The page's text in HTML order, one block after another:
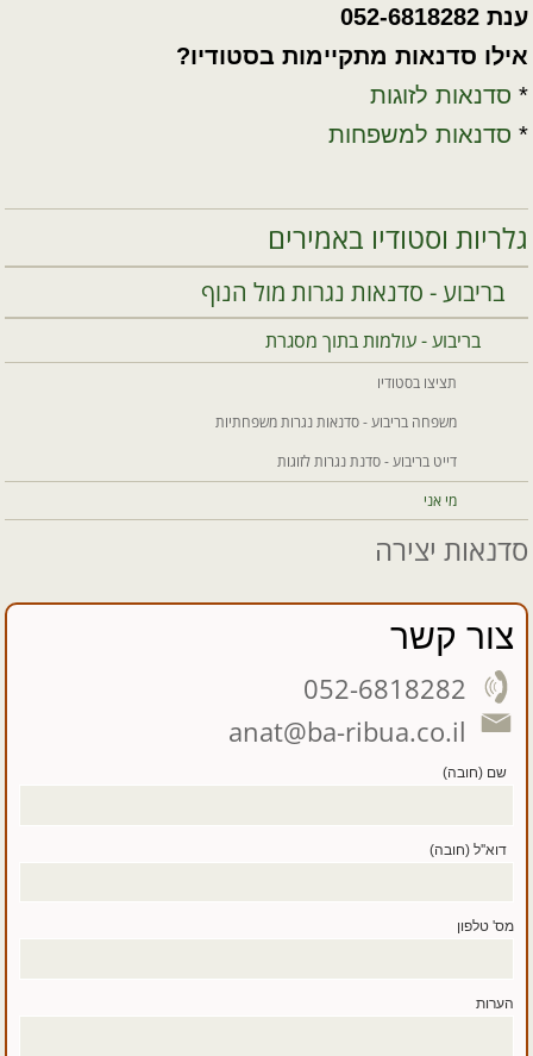
ענת 052-6818282
אילו סדנאות מתקיימות בסטודיו?
* סדנאות לזוגות
* סדנאות למשפחות
גלריות וסטודיו באמירים
בריבוע - סדנאות נגרות מול הנוף
בריבוע - עולמות בתוך מסגרת
תציצו בסטודיו
משפחה בריבוע - סדנאות נגרות משפחתיות
דייט בריבוע - סדנת נגרות לזוגות
מי אני
סדנאות יצירה
צור קשר
052-6818282
anat@ba-ribua.co.il
שם (חובה)
דוא''ל (חובה)
מס' טלפון
הערות